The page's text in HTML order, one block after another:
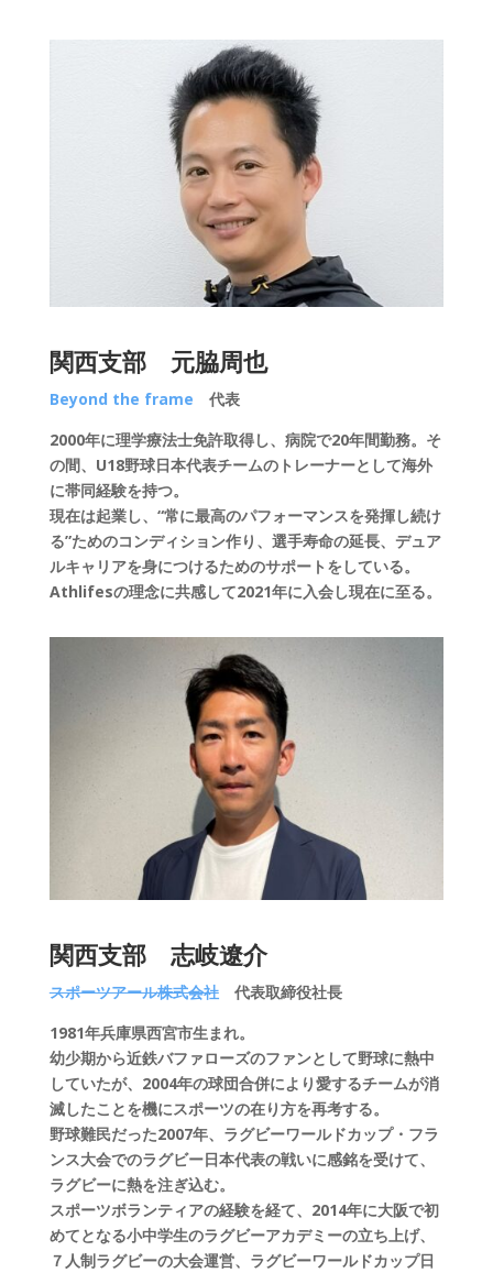
関西支部 元脇周也
Beyond the frame 代表
2000年に理学療法士免許取得し、病院で20年間勤務。そ
の間、U18野球日本代表チームのトレーナーとして海外
に帯同経験を持つ。
現在は起業し、“常に最高のパフォーマンスを発揮し続け
る”ためのコンディション作り、選手寿命の延長、デュア
ルキャリアを身につけるためのサポートをしている。
Athlifesの理念に共感して2021年に入会し現在に至る。
関西支部志岐遼介
スポーツアール株式会社
代表取締役社長
1981年兵庫県西宮市生まれ。
幼少期から近鉄バファローズのファンとして野球に熱中
していたが、2004年の球団合併により愛するチームが消
滅したことを機にスポーツの在り方を再考する。
野球難民だった2007年、ラグビーワールドカップ・フラ
ンス大会でのラグビー日本代表の戦いに感銘を受けて、
ラグビーに熱を注ぎ込む。
スポーツボランティアの経験を経て、2014年に大阪で初
めてとなる小中学生のラグビーアカデミーの立ち上げ、
７人制ラグビーの大会運営、ラグビーワールドカップ日